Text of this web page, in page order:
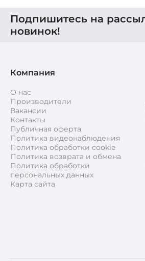
Подпишитесь на
новинок!
Компания
О нас
Производители
Вакансии
Контакты
Публичная оферта
Политика видеонаблюдения
Политика обработки cookie
Политика возврата и обмена
Политика обработки
персональных данных
Карта сайта